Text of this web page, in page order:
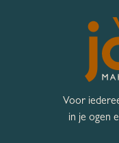
Voor
in je ogen